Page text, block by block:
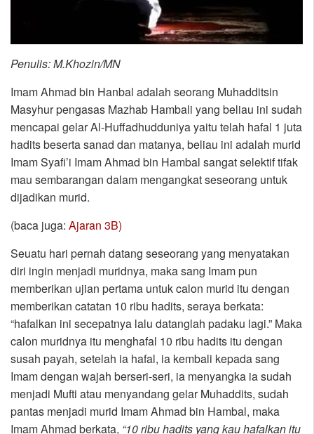
Penulis: M.Khozin/MN
Imam Ahmad bin Hanbal adalah seorang Muhadditsin
Masyhur pengasas Mazhab Hambali yang beliau ini sudah
mencapai gelar Al-Huffadhudduniya yaitu telah hafal 1 juta
hadits beserta sanad dan matanya, beliau ini adalah murid
Imam Syafi’i Imam Ahmad bin Hambal sangat selektif tifak
mau sembarangan dalam mengangkat seseorang untuk
dijadikan murid.
(baca juga: Ajaran 3B)
Seuatu hari pernah datang seseorang yang menyatakan
diri ingin menjadi muridnya, maka sang Imam pun
memberikan ujian pertama untuk calon murid itu dengan
memberikan catatan 10 ribu hadits, seraya berkata:
“hafalkan ini secepatnya lalu datanglah padaku lagi.” Maka
calon muridnya itu menghafal 10 ribu hadits itu dengan
susah payah, setelah ia hafal, ia kembali kepada sang
Imam dengan wajah berseri-seri, ia menyangka ia sudah
menjadi Mufti atau menyandang gelar Muhaddits, sudah
pantas menjadi murid Imam Ahmad bin Hambal, maka
Imam Ahmad berkata, “10 ribu hadits yang kau hafalkan itu